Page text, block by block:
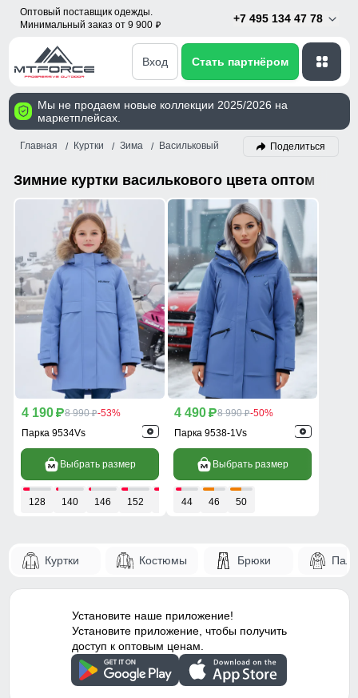
Оптовый поставщик одежды.
Минимальный заказ от 9 900 p
+7 495 134 47 78
Вход Стать партнёром
Мы не продаем новые коллекции 2025/2026 на
маркетплейсах.
Главная Куртки Зима Васильковый Поделиться
Зимние куртки василькового цвета оптом
4 190 p8 990 p-53%
Парка 9534Vs
Выбрать размер
128 140 146 152
4 490 p8 990 p-50%
Парка 9538-1Vs
Выбрать размер
44 46 50
Куртки Костюмы Брюки
Установите наше приложение!
Установите приложение, чтобы получить
доступ к оптовым ценам.